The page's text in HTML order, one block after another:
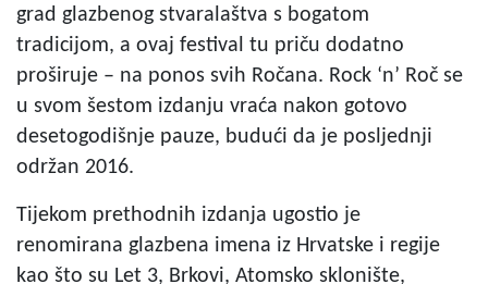
grad glazbenog stvaralaštva s bogatom
tradicijom, a ovaj festival tu priču dodatno
proširuje – na ponos svih Ročana. Rock ‘n’ Roč se
u svom šestom izdanju vraća nakon gotovo
desetogodišnje pauze, budući da je posljednji
održan 2016.
Tijekom prethodnih izdanja ugostio je
renomirana glazbena imena iz Hrvatske i regije
kao što su Let 3, Brkovi, Atomsko sklonište,